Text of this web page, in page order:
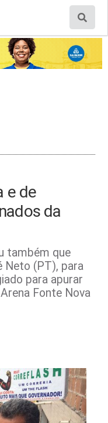
e de
da
também que
Neto (PT), para
para apurar
Fonte Nova